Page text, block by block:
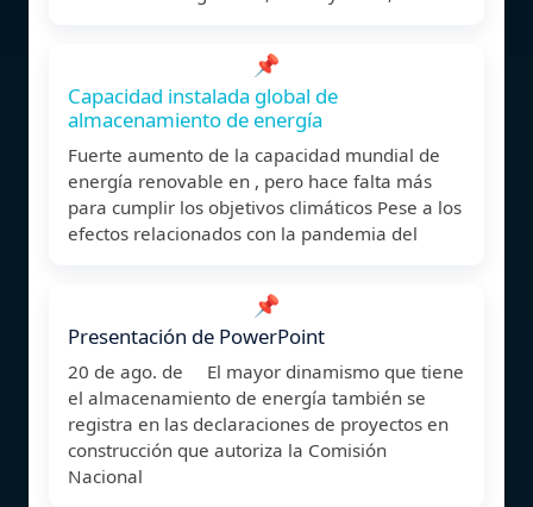
📌
Capacidad instalada global de
almacenamiento de energía
Fuerte aumento de la capacidad mundial de
energía renovable en , pero hace falta más
para cumplir los objetivos climáticos Pese a los
efectos relacionados con la pandemia del
📌
Presentación de PowerPoint
20 de ago. de El mayor dinamismo que tiene
el almacenamiento de energía también se
registra en las declaraciones de proyectos en
construcción que autoriza la Comisión
Nacional